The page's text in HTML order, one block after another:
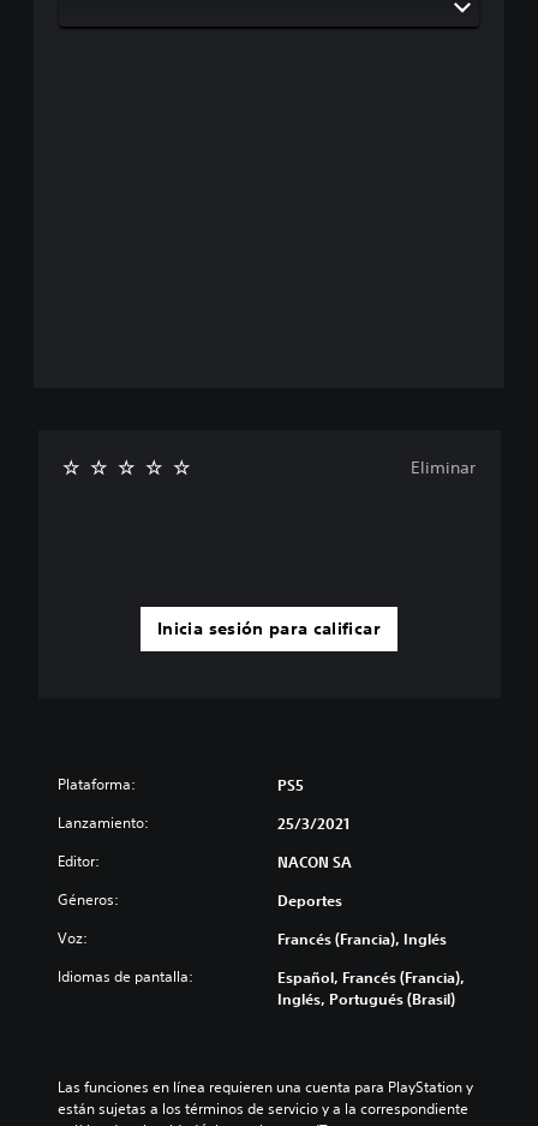
Inicia sesión para calificar
Eliminar
Plataforma: PS5
Lanzamiento: 25/3/2021
Editor: NACON SA
Géneros: Deportes
Voz: Francés (Francia), Inglés
Idiomas de pantalla:
Español, Francés (Francia),
Inglés, Portugués (Brasil)
Las funciones en línea requieren una cuenta para PlayStation y
están sujetas a los términos de servicio y a la correspondiente